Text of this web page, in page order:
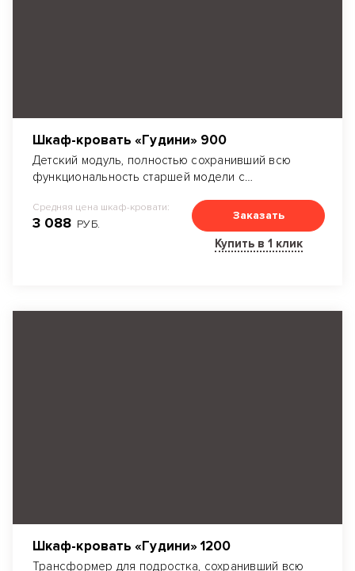
Шкаф-кровать «Гудини» 900
Детский модуль, полностью сохранивший всю
функциональность старшей модели с
см. Трансформер может быть с диваном или без
него.
Средняя цена шкаф-кровати:
3 088 РУБ.
Заказать
Купить в 1 клик
Шкаф-кровать «Гудини» 1200
Трансформер для подростка, сохранивший всю